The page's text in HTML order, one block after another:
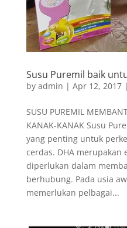
Susu Puremil baik
by admin | Apr 12, 2017|
SUSU PUREMIL
KANAK-KANAK Susu
yang penting untuk
cerdas. DHA merupakan
diperlukan dalam
berhubung. Pada usia
memerlukan pelbagai...